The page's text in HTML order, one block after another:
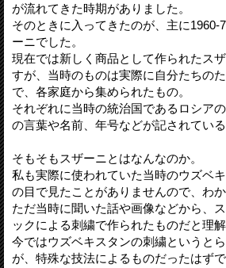
が流れてきた時期がありました。
そのときに入ってきたのが、主に1960-
ーニでした。
現在では新しく商品として作られたス
すが、当時のものは実際に自分たちの
で、各家庭から集められたもの。
それぞれに当時の統治国であるロシア
の言葉や名前、年号などが記されてい
そもそもスザーニとはなんなのか。
私も実際に使われていた当時のウズベ
の目で見たことがありませんので、わか
ただ当時に聞いた話や画像などから、
ックによる刺繍で作られたものだと理解
今ではウズベキスタンの刺繍というと
が、特殊な技法によるものだったはずで